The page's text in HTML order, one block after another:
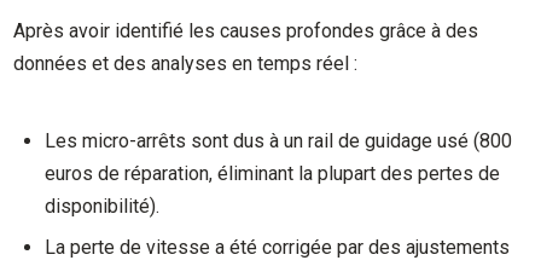
Après avoir identifié les causes profondes grâce à des
données et des analyses en temps réel :
Les micro-arrêts sont dus à un rail de guidage usé (800
euros de réparation, éliminant la plupart des pertes de
disponibilité).
La perte de vitesse a été corrigée par des ajustements